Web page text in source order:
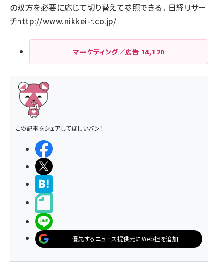
の双方を必要に応じて切り替えて参照できる。 日経リサー
チhttp://www.nikkei-r.co.jp/
マーケティング／広告 14,120
この記事をシェアしてほしいパン！
優先するニュース提供元にWeb担を追加